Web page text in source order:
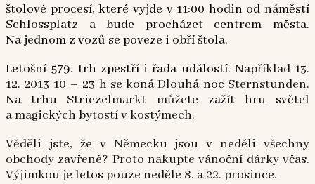
štolové procesí, které vyjde v 11:00 hodin od náměstí
Schlossplatz a bude procházet centrem města.
Na jednom z vozů se poveze i obří štola.
Letošní 579. trh zpestří i řada událostí. Například 13.
12. 2013 10 – 23 h se koná Dlouhá noc Sternstunden.
Na trhu Striezelmarkt můžete zažít hru světel
a magických bytostí v kostýmech.
Věděli jste, že v Německu jsou v neděli všechny
obchody zavřené? Proto nakupte vánoční dárky včas.
Výjimkou je letos pouze neděle 8. a 22. prosince.